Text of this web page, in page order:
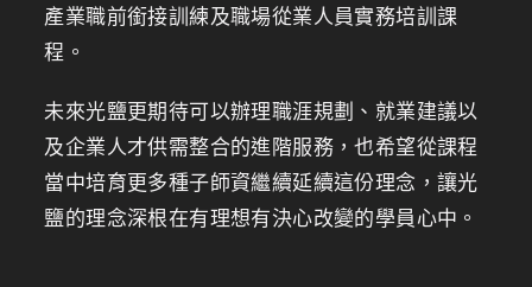
產業職前銜接訓練及職場從業人員實務培訓課
程。
未來光鹽更期待可以辦理職涯規劃、就業建議以
及企業人才供需整合的進階服務，也希望從課程
當中培育更多種子師資繼續延續這份理念，讓光
鹽的理念深根在有理想有決心改變的學員心中。